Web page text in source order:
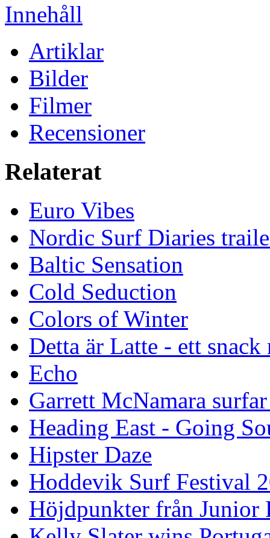
Innehåll
Artiklar
Bilder
Filmer
Recensioner
Relaterat
Euro Vibes
Nordic Surf Diaries
Baltic Sensation
Cold Seduction
Colors of Winter
Detta är Latte - ett
Echo
Garrett McNamara
Heading East - Going
Hipster Daze
Hoddevik Surf Festival
Höjdpunkter från Junior